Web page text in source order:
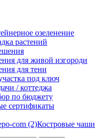
озеленение
растений
для живой изгороди
для тени
под ключ
/ коттеджа
по бюджету
сертификаты
Костровые чаши